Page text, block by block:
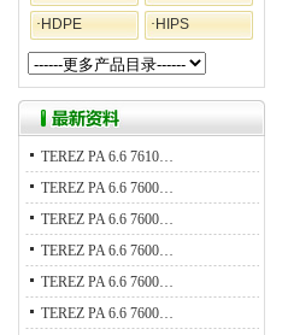
· HDPE · HIPS
TEREZ PA 6.6 7610…
TEREZ PA 6.6 7600…
TEREZ PA 6.6 7600…
TEREZ PA 6.6 7600…
TEREZ PA 6.6 7600…
TEREZ PA 6.6 7600…